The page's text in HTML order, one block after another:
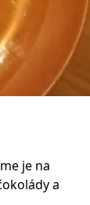
je na
a